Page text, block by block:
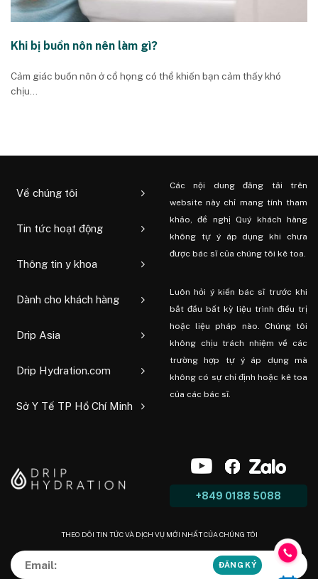
Khi bị buồn nôn nên làm gì?
Cảm giác buồn nôn ở cổ họng có thể khiến bạn cảm thấy khó
chịu...
Về chúng tôi
Tin tức hoạt động
Thông tin y khoa
Dành cho khách hàng
Drip Asia
Drip Hydration.com
Sở Y Tế TP Hồ Chí Minh
Các nội dung đăng tải trên
website này chỉ mang tính tham
khảo, đề nghị Quý khách hàng
không tự ý áp dụng khi chưa
được bác sĩ của chúng tôi kê toa.
Luôn hỏi ý kiến ​​bác sĩ trước khi
bắt đầu bất kỳ liệu trình điều trị
hoặc liệu pháp nào. Chúng tôi
không chịu trách nhiệm về các
trường hợp tự ý áp dụng mà
không có sự chỉ định hoặc kê toa
của các bác sĩ.
+849 0188 5088
THEO DÕI TIN TỨC VÀ DỊCH VỤ MỚI NHẤT CỦA CHÚNG TÔI